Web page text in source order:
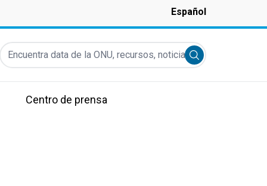
Español
Encuentra data de la ONU, recursos, noticias y más...
Submit search
Centro de prensa